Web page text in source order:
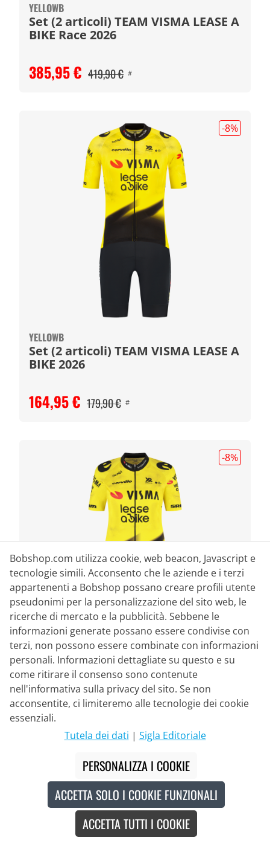
YELLOWB
Set (2 articoli) TEAM VISMA LEASE A
BIKE Race 2026
385,95 € 419,90 € #
-8%
YELLOWB
Set (2 articoli) TEAM VISMA LEASE A
BIKE 2026
164,95 € 179,90 € #
-8%
YELLOWB
Set donna (2 articoli) TEAM VISMA
LEASE A BIKE 2026
164,95 € 179,90 € #
-8
Bobshop.com utilizza cookie, web beacon, Javascript e
tecnologie simili. Acconsento che le aziende e i terzi
appartenenti a Bobshop possano creare profili utente
pseudonimi per la personalizzazione del sito web, le
ricerche di mercato e la pubblicità. Sebbene le
informazioni generate possano essere condivise con
terzi, non possono essere combinate con informazioni
personali. Informazioni dettagliate su questo e su
come ritirare il consenso sono contenute
nell'informativa sulla privacy del sito. Se non
acconsentite, ci limiteremo alle tecnologie dei cookie
essenziali.
Tutela dei dati | Sigla Editoriale
PERSONALIZZA I COOKIE
ACCETTA SOLO I COOKIE FUNZIONALI
ACCETTA TUTTI I COOKIE